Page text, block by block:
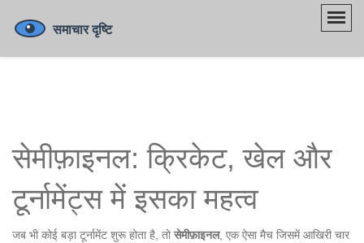
सेमीफ़ाइनल: क्रिकेट, खेल और
टूर्नामेंट्स में इसका महत्व
जब भी कोई बड़ा टूर्नामेंट शुरू होता है, तोसेमीफ़ाइनल, एक ऐसा मैच जिसमें आखिरी चार